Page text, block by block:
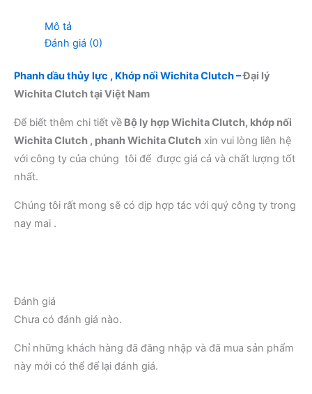
Mô tả
Đánh giá (0)
Phanh dầu thủy lực , Khớp nối Wichita Clutch –Đại lý
Wichita Clutch tại Việt Nam
Để biết thêm chi tiết về Bộ ly hợp Wichita Clutch, khớp nối
Wichita Clutch , phanh Wichita Clutch xin vui lòng liên hệ
với công ty của chúng tôi để được giá cả và chất lượng tốt
nhất.
Chúng tôi rất mong sẽ có dịp hợp tác với quý công ty trong
nay mai .
Đánh giá
Chưa có đánh giá nào.
Chỉ những khách hàng đã đăng nhập và đã mua sản phẩm
này mới có thể để lại đánh giá.